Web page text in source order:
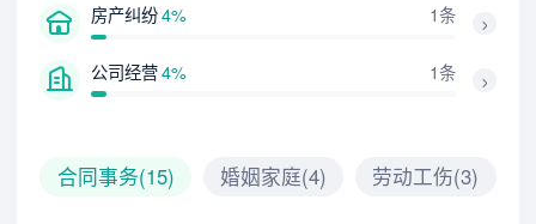
房产纠纷4% 1条
公司经营4% 1条
合同事务(15) 婚姻家庭(4) 劳动工伤(3)